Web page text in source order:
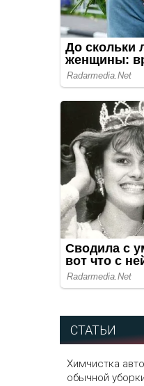
СТАТЬИ
Химчистка
обычной